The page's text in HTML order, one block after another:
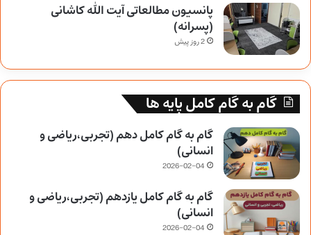
پانسیون مطالعاتی آیت الله کاشانی
(پسرانه)
2 روز پیش
گام به گام کامل پایه ها
گام به گام کامل دهم (تجربی،ریاضی و
انسانی)
2026-02-04
گام به گام کامل یازدهم (تجربی،ریاضی و
انسانی)
2026-02-04